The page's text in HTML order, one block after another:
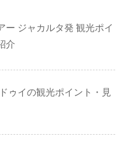
ー ジャカルタ発 観光ポイ
介
ゥイの観光ポイント・見